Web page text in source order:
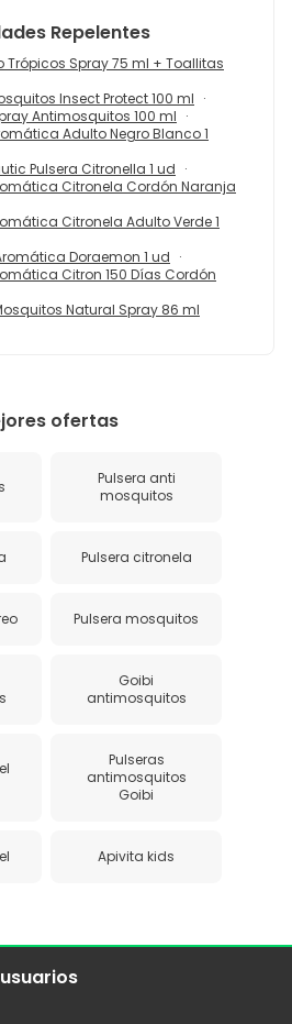
Repelentes
Trópicos Spray 75 ml + Toallitas
Insect Protect 100 ml
Antimosquitos 100 ml
Adulto Negro Blanco 1
Pulsera Citronella 1 ud
Citronela Cordón Naranja
Citronela Adulto Verde 1
Doraemon 1 ud
Citron 150 Días Cordón
Natural Spray 86 ml
ofertas
Pulsera anti
mosquitos
Pulsera citronela
Pulsera mosquitos
Goibi
antimosquitos
Pulseras
antimosquitos
Goibi
Apivita kids